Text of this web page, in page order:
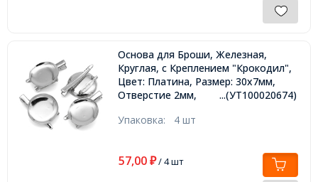
Основа для Броши, Железная,
Круглая, с Креплением "Крокодил",
Цвет: Платина, Размер: 30х7мм,
Отверстие 2мм,
...(УТ100020674)
Упаковка: 4 шт
57,00 ₽/ 4 шт